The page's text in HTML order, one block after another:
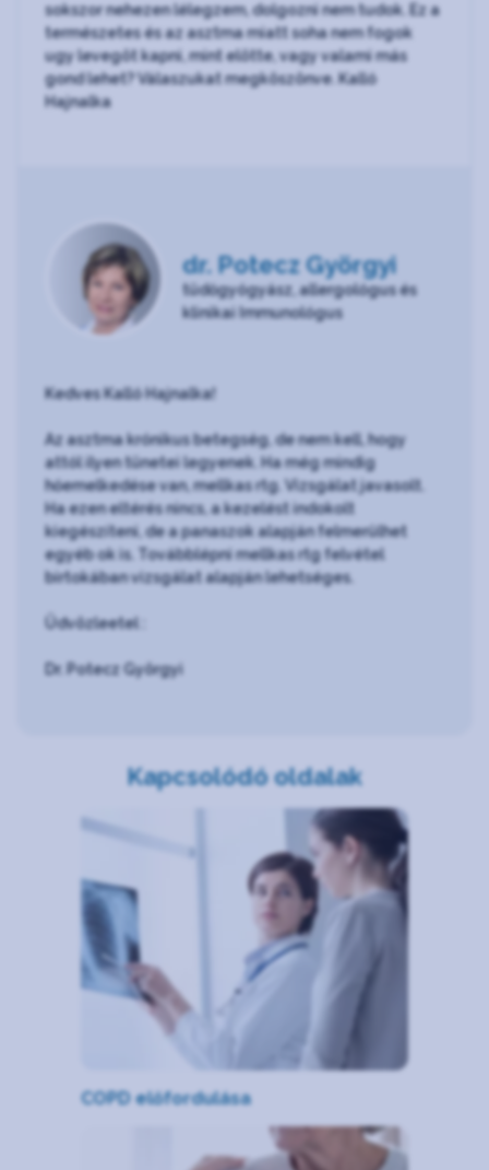
sokszor nehezen lélegzem, dolgozni nem tudok. Ez a
természetes és az asztma miatt soha nem fogok
ugy levegöt kapni, mint elötte, vagy valami más
gond lehet? Válaszukat megköszönve. Kalló
Hajnalka
dr. Potecz Györgyi
tüdőgyógyász, allergológus és
klinikai Immunológus
Kedves Kalló Hajnalka!
Az asztma krónikus betegség, de nem kell, hogy
attól ilyen tünetei legyenek. Ha még mindig
hőemelkedése van, mellkas rtg. Vizsgálat javasolt.
Ha ezen eltérés nincs, a kezelést indokolt
kiegészíteni, de a panaszok alapján felmerûlhet
egyéb ok is. Továbblépni mellkas rtg felvétel
birtokában vizsgálat alapján lehetséges.
Üdvözleetel :
Dr. Potecz Györgyi
Kapcsolódó oldalak
COPD előfordulása